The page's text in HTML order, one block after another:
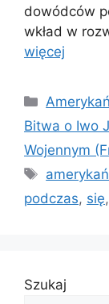
dowódców
wkład w
więcej
Kategorie
Bitwa o Iwo
Wojennym
Tagi
podczas, się,
Szukaj